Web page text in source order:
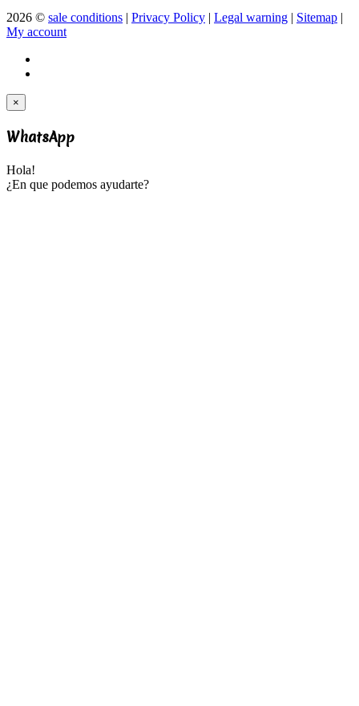
2026 © sale conditions | Privacy Policy | Legal warning | Sitemap |
My account
×
WhatsApp
Hola!
¿En que podemos ayudarte?